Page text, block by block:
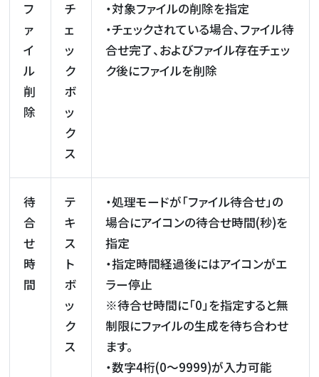
フ
ァ
イ
ル
削
除
チ
ェ
ッ
ク
ボ
ッ
ク
ス
・対象ファイルの削除を指定
・チェックされている場合、ファイル待
合せ完了、およびファイル存在チェッ
ク後にファイルを削除
待
合
せ
時
間
テ
キ
ス
ト
ボ
ッ
ク
ス
・処理モードが「ファイル待合せ」の
場合にアイコンの待合せ時間(秒)を
指定
・指定時間経過後にはアイコンがエ
ラー停止
※待合せ時間に「0」を指定すると無
制限にファイルの生成を待ち合わせ
ます。
・数字4桁(0～9999)が入力可能